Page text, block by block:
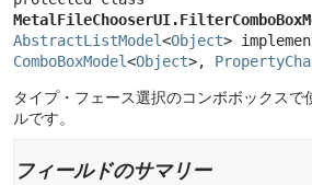
AbstractListModel<Object
ComboBoxModel<Object>,
タイプ・フェース選択のコンボボックスで
ルです。
フィールドのサマリー